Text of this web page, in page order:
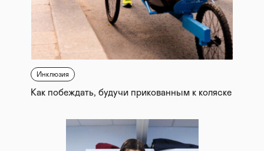
Инклюзия
Как побеждать, будучи прикованным к коляске